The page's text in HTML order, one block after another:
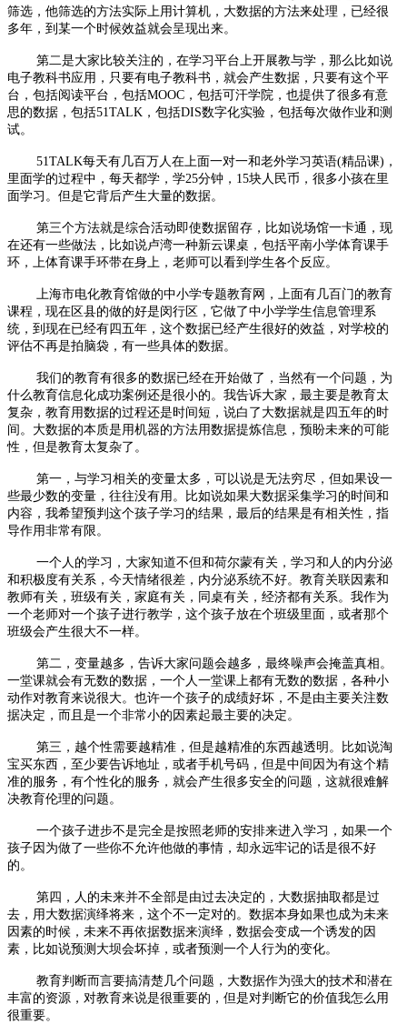
筛选，他筛选的方法实际上用计算机，大数据的方法来处理，已经很
多年，到某一个时候效益就会呈现出来。
第二是大家比较关注的，在学习平台上开展教与学，那么比如说
电子教科书应用，只要有电子教科书，就会产生数据，只要有这个平
台，包括阅读平台，包括MOOC，包括可汗学院，也提供了很多有意
思的数据，包括51TALK，包括DIS数字化实验，包括每次做作业和测
试。
51TALK每天有几百万人在上面一对一和老外学习英语(精品课)，
里面学的过程中，每天都学，学25分钟，15块人民币，很多小孩在里
面学习。但是它背后产生大量的数据。
第三个方法就是综合活动即使数据留存，比如说场馆一卡通，现
在还有一些做法，比如说卢湾一种新云课桌，包括平南小学体育课手
环，上体育课手环带在身上，老师可以看到学生各个反应。
上海市电化教育馆做的中小学专题教育网，上面有几百门的教育
课程，现在区县的做的好是闵行区，它做了中小学学生信息管理系
统，到现在已经有四五年，这个数据已经产生很好的效益，对学校的
评估不再是拍脑袋，有一些具体的数据。
我们的教育有很多的数据已经在开始做了，当然有一个问题，为
什么教育信息化成功案例还是很小的。我告诉大家，最主要是教育太
复杂，教育用数据的过程还是时间短，说白了大数据就是四五年的时
间。大数据的本质是用机器的方法用数据提炼信息，预盼未来的可能
性，但是教育太复杂了。
第一，与学习相关的变量太多，可以说是无法穷尽，但如果设一
些最少数的变量，往往没有用。比如说如果大数据采集学习的时间和
内容，我希望预判这个孩子学习的结果，最后的结果是有相关性，指
导作用非常有限。
一个人的学习，大家知道不但和荷尔蒙有关，学习和人的内分泌
和积极度有关系，今天情绪很差，内分泌系统不好。教育关联因素和
教师有关，班级有关，家庭有关，同桌有关，经济都有关系。我作为
一个老师对一个孩子进行教学，这个孩子放在个班级里面，或者那个
班级会产生很大不一样。
第二，变量越多，告诉大家问题会越多，最终噪声会掩盖真相。
一堂课就会有无数的数据，一个人一堂课上都有无数的数据，各种小
动作对教育来说很大。也许一个孩子的成绩好坏，不是由主要关注数
据决定，而且是一个非常小的因素起最主要的决定。
第三，越个性需要越精准，但是越精准的东西越透明。比如说淘
宝买东西，至少要告诉地址，或者手机号码，但是中间因为有这个精
准的服务，有个性化的服务，就会产生很多安全的问题，这就很难解
决教育伦理的问题。
一个孩子进步不是完全是按照老师的安排来进入学习，如果一个
孩子因为做了一些你不允许他做的事情，却永远牢记的话是很不好
的。
第四，人的未来并不全部是由过去决定的，大数据抽取都是过
去，用大数据演绎将来，这个不一定对的。数据本身如果也成为未来
因素的时候，未来不再依据数据来演绎，数据会变成一个诱发的因
素，比如说预测大坝会坏掉，或者预测一个人行为的变化。
教育判断而言要搞清楚几个问题，大数据作为强大的技术和潜在
丰富的资源，对教育来说是很重要的，但是对判断它的价值我怎么用
很重要。